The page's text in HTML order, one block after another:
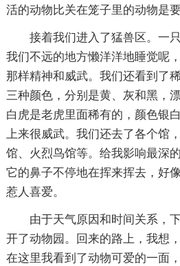
活的动物比关在笼子里的动物是
接着我们进入了猛兽区。一
我们不远的地方懒洋洋地睡觉呢
那样精神和威武。我们还看到了
三种颜色，分别是黄、灰和黑，
白虎是老虎里面稀有的，颜色银
上来很威武。我们还去了各个馆
馆、火烈鸟馆等。给我影响最深
它的鼻子不停地在挥来挥去，好
惹人喜爱。
由于天气原因和时间关系，
开了动物园。回来的路上，我想
在这里我看到了动物可爱的一面